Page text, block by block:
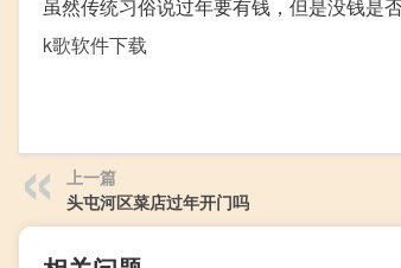
虽然传统习俗说过年要有钱，但是没钱是
k歌软件下载
上一篇
头屯河区菜店过年开门吗